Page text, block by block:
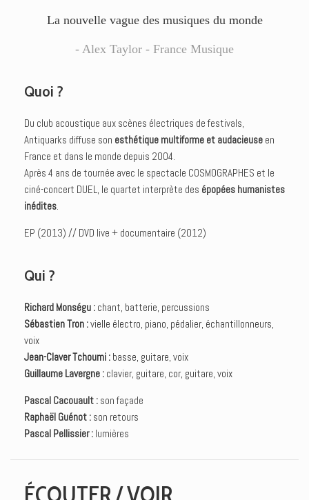
La nouvelle vague des musiques du monde
- Alex Taylor - France Musique
Quoi ?
Du club acoustique aux scènes électriques de festivals,
Antiquarks diffuse son esthétique multiforme et audacieuse en
France et dans le monde depuis 2004.
Après 4 ans de tournée avec le spectacle COSMOGRAPHES et le
ciné-concert DUEL, le quartet interprète des épopées humanistes
inédites
EP (2013) // DVD live + documentaire (2012)
Qui ?
Richard Monségu : chant, batterie, percussions
Sébastien Tron :vielle électro, piano, pédalier, échantillonneurs,
voix
Jean-Claver Tchoumi : basse, guitare, voix
Guillaume Lavergne : clavier, guitare, cor, guitare, voix
Pascal Cacouault : son façade
Raphaël Guénot : son retours
Pascal Pellissier : lumières
ÉCOUTER / VOIR